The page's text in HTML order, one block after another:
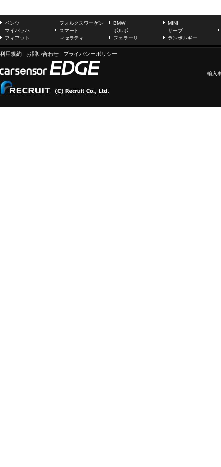
ベンツ フォルクスワーゲン BMW
MINI
マイバッハ
スマート ボルボ
サーブ
フィアット
マセラティ フェラーリ ランボルギーニ
利用規約 | お問い合わせ | プライバシーポリシー
輸入